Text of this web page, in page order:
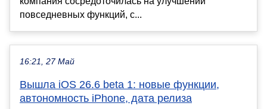
повседневных функций, с...
16:21, 27 Май
Вышла iOS 26.6 beta 1: новые функции,
автономность iPhone, дата релиза